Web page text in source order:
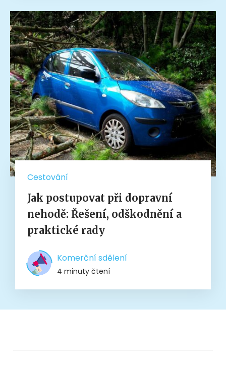
Cestování
Jak postupovat při dopravní
nehodě: Řešení, odškodnění a
praktické rady
Komerční sdělení
4 minuty čtení